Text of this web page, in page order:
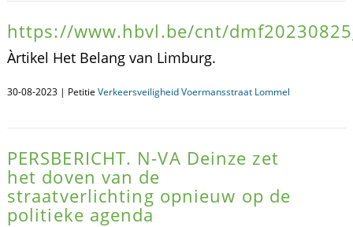
https://www.hbvl.be/cnt/
Àrtikel Het Belang van Limburg.
30-08-2023 | Petitie Verkeersveiligheid Voermansstraat Lommel
PERSBERICHT. N-VA Deinze zet
het doven van de
straatverlichting opnieuw op de
politieke agenda